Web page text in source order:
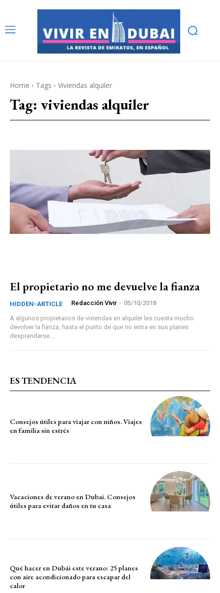
Home Tags Viviendas alquiler
Tag: viviendas alquiler
El propietario no me devuelve la fianza
HIDDEN-ARTICLE Redacción Vivir - 05/10/2018
A algunos propietarios de viviendas en alquiler les cuesta mucho
devolver la fianza, hasta el punto de que no entra en sus planes
desprenderse...
ES TENDENCIA
Consejos útiles para viajar con niños. Viajes
en familia sin estrés
Vacaciones de verano en Dubai. Consejos
útiles para evitar daños en tu casa
Qué hacer en Dubái este verano: 25 planes
con aire acondicionado para escapar del
calor